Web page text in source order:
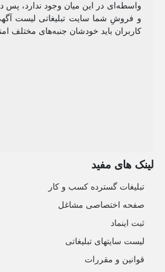
واسطه‌ای در این میان وجود ندارد، پس
و فروشِ شما سایت تبلیغاتی لیست
کاربران باید خودشان جنبه‌های مختلف
لینک های مفید
تبلیغات گسترده کسب و کار
صفحه اختصاصی مشاغل
ثبت اینماد
لیست سایتهای تبلیغاتی
قوانین و مقررات